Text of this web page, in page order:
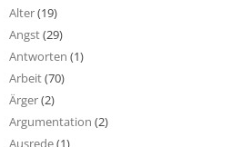
Alter(19)
Angst(29)
Antworten (1)
Arbeit(70)
Ärger(2)
Argumentation (2)
Ausrede(1)